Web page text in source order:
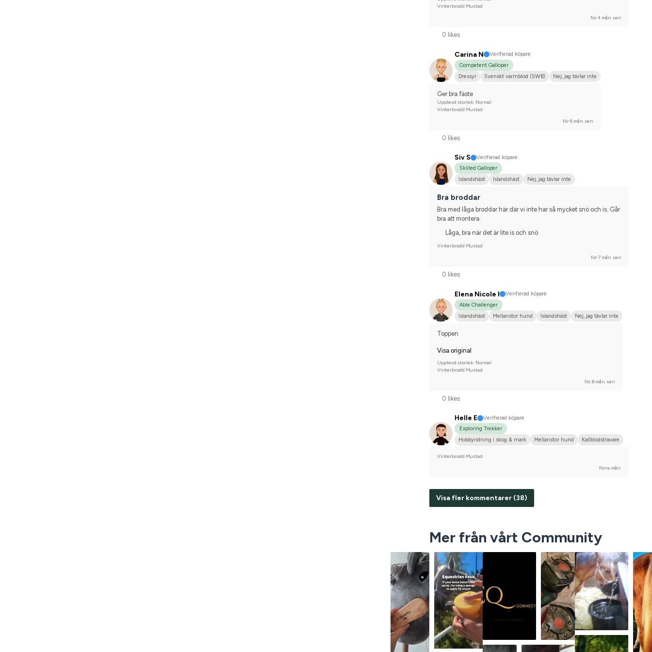
Vinterbrodd Mustad
för 4 mån. sen
0 likes
Carina N
Verifierad köpare
Competent Galloper
Dressyr
Svenskt varmblod (SWB) Nej, jag tävlar inte
Ger bra fäste
Upplevd storlek: Normal
Vinterbrodd Mustad
för 6 mån. sen
0 likes
Siv S
Verifierad köpare
Skilled Galloper
Islandshäst
Islandshäst Nej, jag tävlar inte
Bra broddar
Bra med låga broddar här där vi inte har så mycket snö och is. Går
bra att montera.
Låga, bra när det är lite is och snö
Vinterbrodd Mustad
för 7 mån. sen
0 likes
Elena Nicole I
Verifierad köpare
Able Challenger
Islandshäst
Mellanstor hund Islandshäst Nej, jag tävlar inte
Toppen
Visa original
Upplevd storlek: Normal
Vinterbrodd Mustad
för 8 mån. sen
0 likes
Helle E
Verifierad köpare
Exploring Trekker
Hobbyridning i skog & mark
Mellanstor hund
Kallblodstravare
Vinterbrodd Mustad
förra mån.
Visa fler kommentarer (38)
Mer från vårt Community